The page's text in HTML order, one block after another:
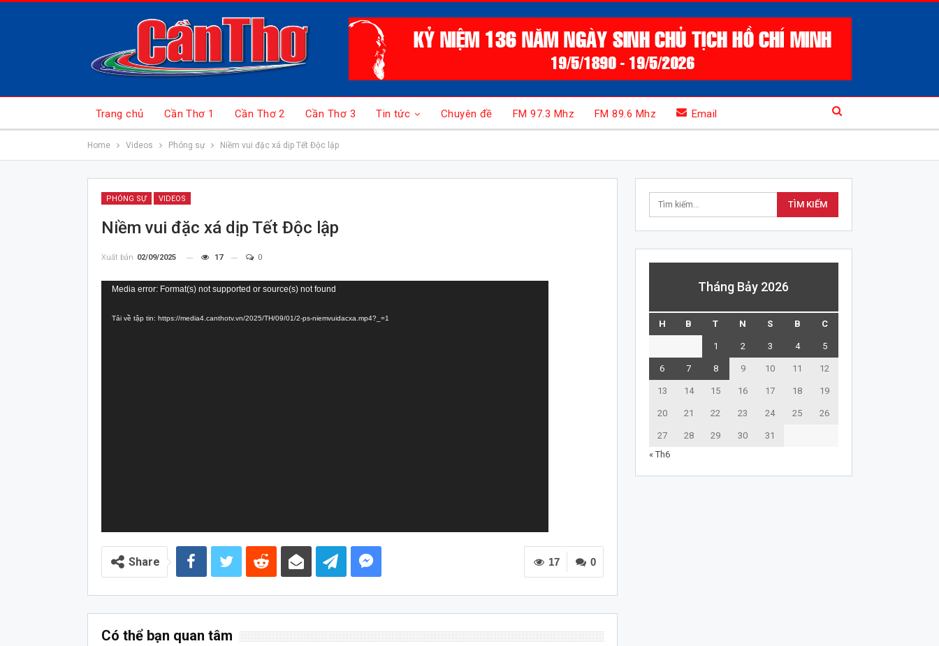
Trang chủ Cần Thơ 1 Cần Thơ 2 Cần Thơ 3 Tin tức Chuyên đề FM 97.3 Mhz FM 89.6 Mhz Email
Home Videos Phóng sự Niềm vui đặc xá dịp Tết Độc lập
PHÓNG SỰ VIDEOS
Niềm vui đặc xá dịp Tết Độc lập
Xuất bản 02/09/2025 17 0
Trình
Video
Media error: Format(s) not supported or source(s) not found
Tải về tập tin: https://media4.canthotv.vn/2025/TH/09/01/2-ps-niemvuidacxa.mp4?_=1
0
17
Share
Có thể bạn quan tâm
Tháng Bảy 2026
H B T N S B C
1 2 3 4 5
6 7 8 9 10 11 12
13 14 15 16 17 18 19
20 21 22 23 24 25 26
27 28 29 30
31
« Th6